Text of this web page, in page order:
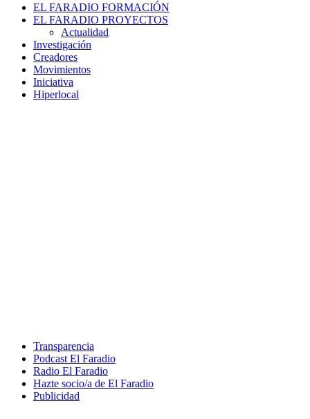
EL FARADIO FORMACIÓN
EL FARADIO PROYECTOS
Actualidad
Investigación
Creadores
Movimientos
Iniciativa
Hiperlocal
Transparencia
Podcast El Faradio
Radio El Faradio
Hazte socio/a de El Faradio
Publicidad